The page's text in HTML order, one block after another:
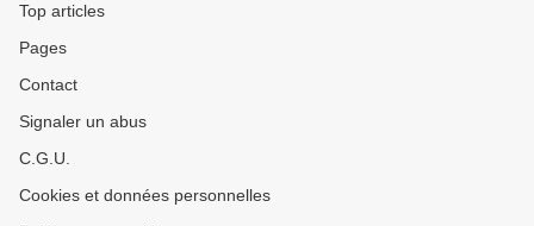
Top articles
Pages
Contact
Signaler un abus
C.G.U.
Cookies et données personnelles